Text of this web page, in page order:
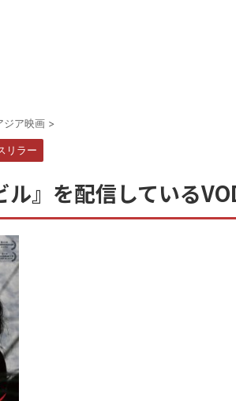
ジア映画 >
リラー
ル』を配信している